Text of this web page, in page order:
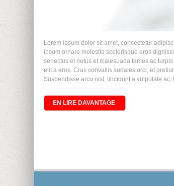
Lorem ipsum dolor sit amet, consectetur
ipsum ornare molestie scelerisque eros
senectus et netus et malesuada fames ac
elit a eros. Cras convallis sodales orci, et
Suspendisse arcu nisl, tincidunt a vulputate
EN LIRE DAVANTAGE